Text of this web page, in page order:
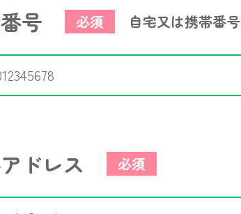
号 必須 自宅又は携帯番号
ドレス 必須